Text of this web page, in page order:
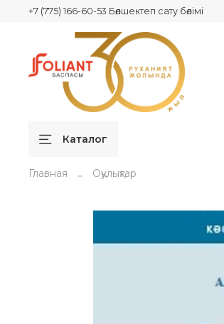
+7 (775) 166-60-53 Бөлшектеп сату бөлімі
Каталог
Главная Оқулықтар